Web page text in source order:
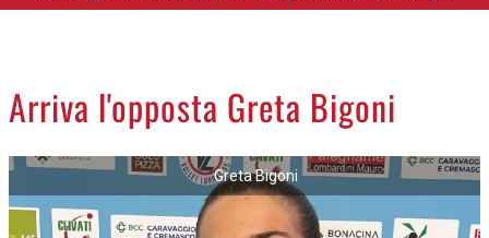
APPUNTAMENTI
LA PIAZZA
ANIMALI
NECROLOGI
Arriva l'opposta Greta Bigoni
Greta Bigoni